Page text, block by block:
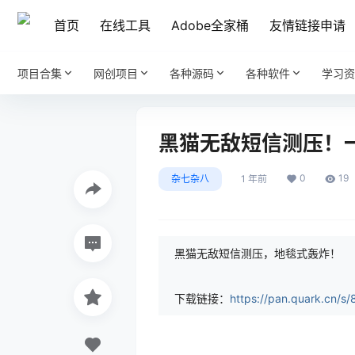
首页 在线工具 Adobe全家桶 友情链接申请
项目合集 网创项目 各种源码 各种软件 学习
黑猫无敌短信测压
杂七杂八 1 年前 0 19
黑猫无敌短信测压，地毯式轰炸！
下载链接： https://pan.quark.cn/s/